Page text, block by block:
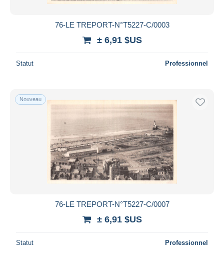
76-LE TREPORT-N°T5227-C/0003
± 6,91 $US
Statut Professionnel
Nouveau
76-LE TREPORT-N°T5227-C/0007
± 6,91 $US
Statut Professionnel